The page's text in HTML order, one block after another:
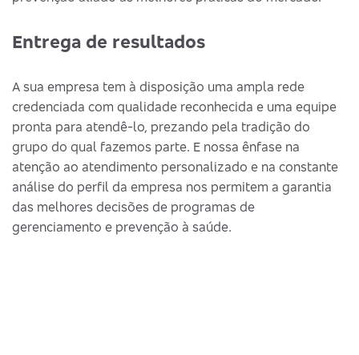
Entrega de resultados
A sua empresa tem à disposição uma ampla rede
credenciada com qualidade reconhecida e uma equipe
pronta para atendê-lo, prezando pela tradição do
grupo do qual fazemos parte. E nossa ênfase na
atenção ao atendimento personalizado e na constante
análise do perfil da empresa nos permitem a garantia
das melhores decisões de programas de
gerenciamento e prevenção à saúde.